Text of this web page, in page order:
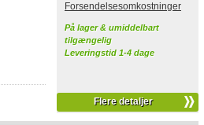
Forsendelsesomkostninger
På lager & umiddelbart
tilgængelig
Leveringstid 1-4 dage
Flere detaljer